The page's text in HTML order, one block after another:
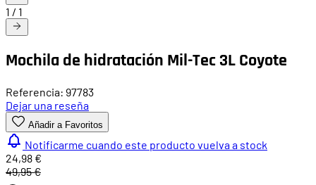
1 / 1
Mochila de hidratación Mil-Tec 3L Coyote
Referencia: 97783
Dejar una reseña
Añadir a Favoritos
Notificarme cuando este producto vuelva a stock
24,98 €
49,95 €